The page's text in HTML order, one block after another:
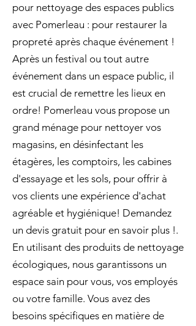
pour nettoyage des espaces publics
avec Pomerleau : pour restaurer la
propreté après chaque événement !
Après un festival ou tout autre
événement dans un espace public, il
est crucial de remettre les lieux en
ordre! Pomerleau vous propose un
grand ménage pour nettoyer vos
magasins, en désinfectant les
étagères, les comptoirs, les cabines
d'essayage et les sols, pour offrir à
vos clients une expérience d'achat
agréable et hygiénique! Demandez
un devis gratuit pour en savoir plus !.
En utilisant des produits de nettoyage
écologiques, nous garantissons un
espace sain pour vous, vos employés
ou votre famille. Vous avez des
besoins spécifiques en matière de